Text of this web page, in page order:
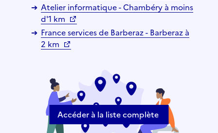
Atelier informatique - Chambéry à moins
d'1 km
France services de Barberaz - Barberaz à
2 km
Accéder à la liste complète